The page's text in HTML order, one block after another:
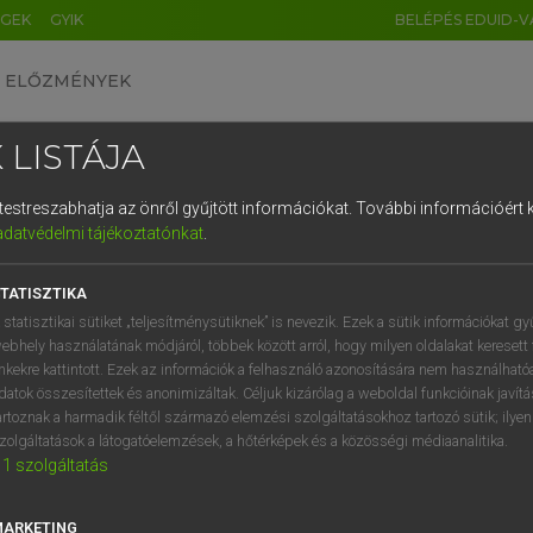
GYIK BELÉPÉS EDUID-
ELŐZMÉNYEK
szótár
VAN ELŐFIZETÉSED?
megtekintéséhez.
LISTÁJA
az önről gyűjtött információkat. További információért
tájékoztatónkat.
statisztikai sütiket „teljesítménysütiknek” is nevezik. Ezek a sütik információkat
használatának módjáról, többek között arról, hogy milyen oldalakat keresett
kattintott. Ezek az információk a felhasználó azonosítására nem
összesítettek és anonimizáltak. Céljuk kizárólag a weboldal funkcióinak
a harmadik féltől származó elemzési szolgáltatásokhoz tartozó sütik;
a látogatóelemzések, a hőtérképek és a közösségi médiaanalitika.
1 szolgáltatás
DE CN FR ES IT NL
1 2 3 4 5 6 7 8 9
q w e r t z u i
a s d f g h j k l é
í y x c v b n m , .